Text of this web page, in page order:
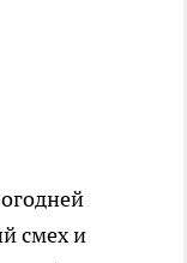
смех и